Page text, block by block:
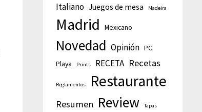
Italiano Juegos de mesa Madeira
Madrid Mexicano
Novedad Opinión PC
Playa
Prints RECETA Recetas
Reglamentos Restaurante
Resumen Review Tapas